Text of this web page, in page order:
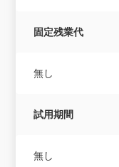
固定残業代
無し
試用期間
無し